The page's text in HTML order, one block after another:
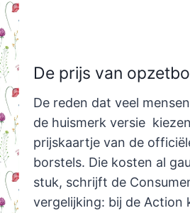
De prijs van
De reden dat veel
de huismerk versie
prijskaartje van de
borstels. Die kosten al
stuk, schrijft de
vergelijking: bij de Action